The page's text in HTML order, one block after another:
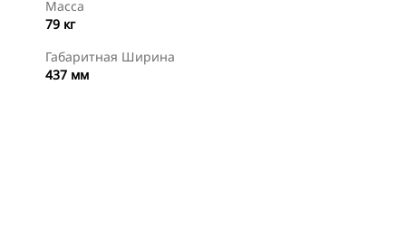
Масса
79 кг
Габаритная Ширина
437 мм